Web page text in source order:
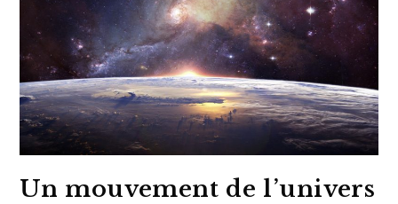
Un mouvement de l’univers